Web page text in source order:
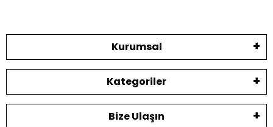
Kurumsal
Kategoriler
Bize Ulaşın